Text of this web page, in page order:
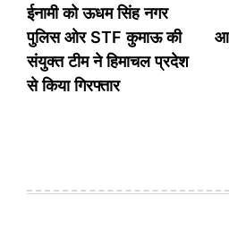
ईनामी को ऊधम सिंह नगर
पुलिस ओर STF कुमाऊ की
संयुक्त टीम ने हिमाचल प्रदेश
से किया गिरफ्तार